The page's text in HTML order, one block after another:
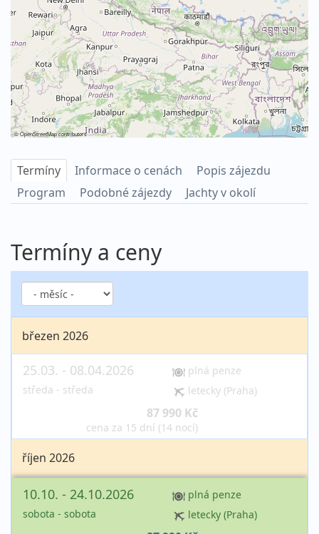
©OpenStreetMapcontributors
Termíny Informace o cenách
Popis zájezdu
Program
Podobné zájezdy Jachty v okolí
Termíny a ceny
březen 2026
25.03. - 08.04.2026
středa - středa
plná penze
letecky (Praha)
87 990 Kč
cena za 15 dní (14 nocí)
říjen 2026
10.10. - 24.10.2026
sobota - sobota
plná penze
letecky (Praha)